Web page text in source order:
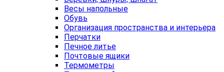
Весы напольные
Обувь
Организация пространства и интерьера
Перчатки
Печное литье
Почтовые ящики
Термометры